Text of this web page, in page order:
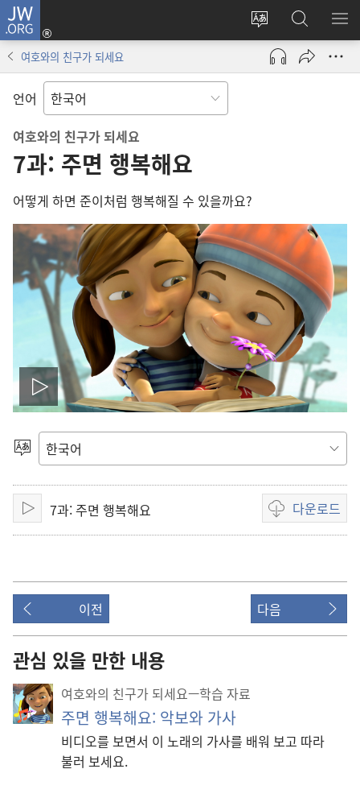
JW.ORG
사이트
언어
변경
로그인
(새로운
열기)
JW.ORG
검색
메
여호와의 친구가 되세요
언어
여호와의 친구가 되세요
7과: 주면 행복해요
어떻게 하면 준이처럼 행복해질 수 있을까요?
동
영
상
재
하
기
언어
재생 7과: 주면 행복해요 다운로드
동영상
다운로드
이전 다음
관심 있을 만한 내용
여호와의 친구가 되세요—학습 자료
주면 행복해요: 악보와 가사
비디오를 보면서 이 노래의 가사를 배워 보고 따라
불러 보세요.